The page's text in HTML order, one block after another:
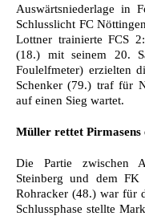
Auswärtsniederlage in
Schlusslicht FC
Lottner trainierte FCS
(18.) mit seinem 20.
Foulelfmeter) erzielten
Schenker (79.) traf für
auf einen Sieg wartet.
Müller rettet Pirmasens
Die Partie zwischen
Steinberg und dem FK
Rohracker (48.) war für
Schlussphase stellte